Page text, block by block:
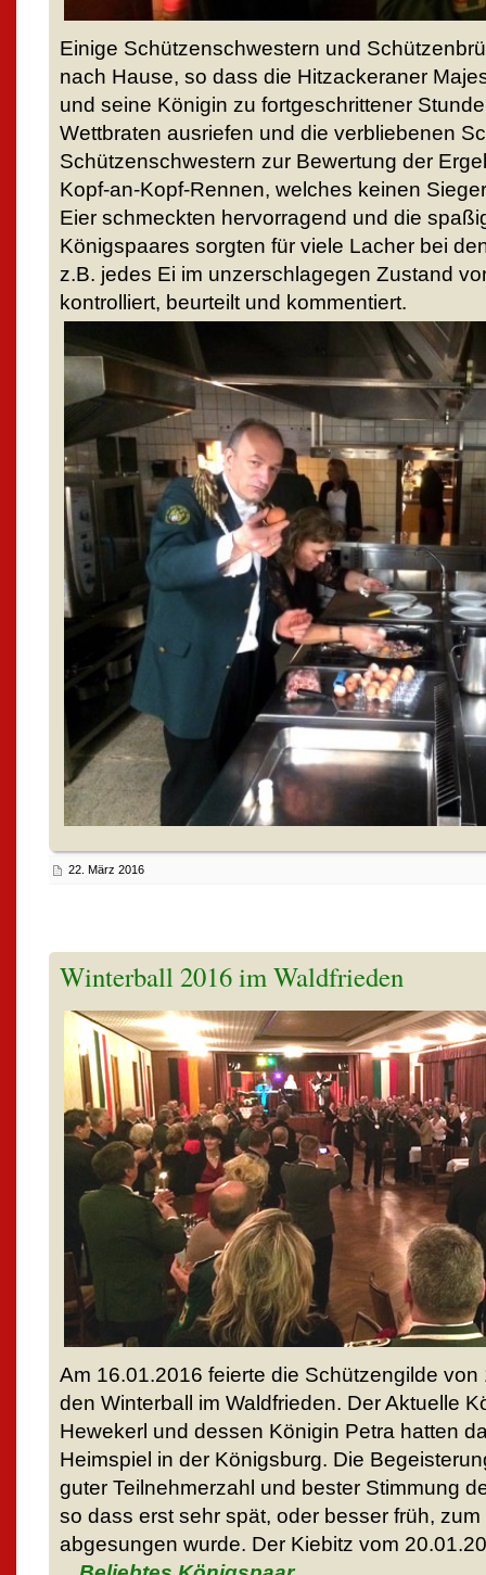
Einige Schützenschwestern und
nach Hause, so dass die Hitzackeraner
und seine Königin zu fortgeschrittener
Wettbraten ausriefen und die verbliebenen
Schützenschwestern zur Bewertung der
Kopf-an-Kopf-Rennen, welches keinen
Eier schmeckten hervorragend und die
Königspaares sorgten für viele Lacher bei
z.B. jedes Ei im unzerschlagegen Zustand
kontrolliert, beurteilt und kommentiert.
22. März 2016
Winterball 2016 im Waldfrieden
Am 16.01.2016 feierte die Schützengilde
den Winterball im Waldfrieden. Der Aktuelle
Hewekerl und dessen Königin Petra hatten
Heimspiel in der Königsburg. Die
guter Teilnehmerzahl und bester Stimmung
so dass erst sehr spät, oder besser früh,
abgesungen wurde. Der Kiebitz vom